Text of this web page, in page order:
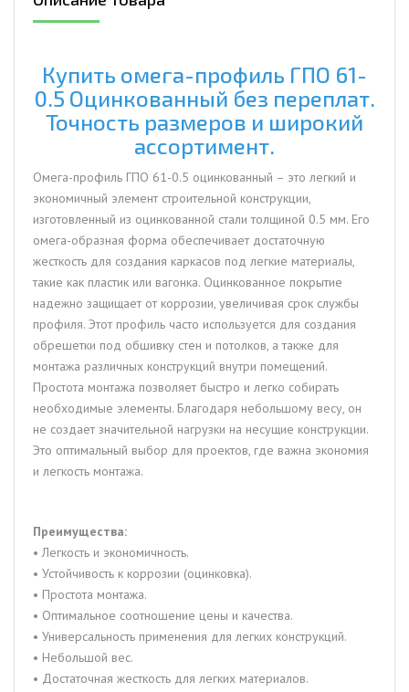
Купить омега-профиль ГПО 61-
0.5 Оцинкованный без переплат.
Точность размеров и широкий
ассортимент.
Омега-профиль ГПО 61-0.5 оцинкованный – это легкий и
экономичный элемент строительной конструкции,
изготовленный из оцинкованной стали толщиной 0.5 мм. Его
омега-образная форма обеспечивает достаточную
жесткость для создания каркасов под легкие материалы,
такие как пластик или вагонка. Оцинкованное покрытие
надежно защищает от коррозии, увеличивая срок службы
профиля. Этот профиль часто используется для создания
обрешетки под обшивку стен и потолков, а также для
монтажа различных конструкций внутри помещений.
Простота монтажа позволяет быстро и легко собирать
необходимые элементы. Благодаря небольшому весу, он
не создает значительной нагрузки на несущие конструкции.
Это оптимальный выбор для проектов, где важна экономия
и легкость монтажа.
Преимущества:
• Легкость и экономичность.
• Устойчивость к коррозии (оцинковка).
• Простота монтажа.
• Оптимальное соотношение цены и качества.
• Универсальность применения для легких конструкций.
• Небольшой вес.
• Достаточная жесткость для легких материалов.